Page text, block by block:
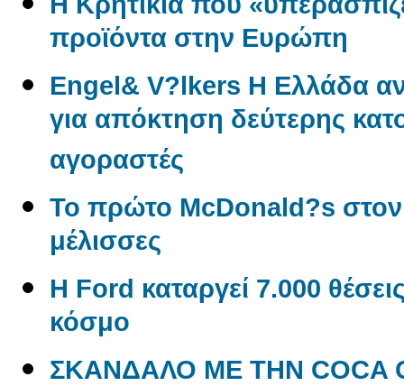
προϊόντα στην Ευρώπη
Engel& V?lkers Η Ελλάδα
για απόκτηση δεύτερης
αγοραστές
Το πρώτο McDonald?s
μέλισσες
Η Ford καταργεί 7.000
κόσμο
ΣΚΑΝΔΑΛΟ ΜΕ ΤΗΝ COCA